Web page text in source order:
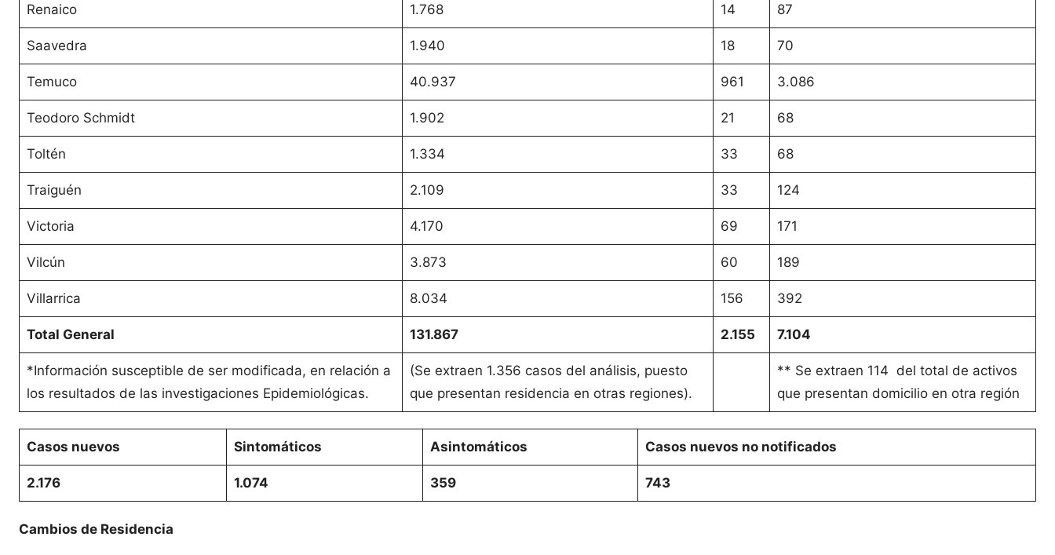
Renaico 1.768 14 87
Saavedra 1.940 18 70
Temuco 40.937 961 3.086
Teodoro Schmidt 1.902 21 68
Toltén 1.334 33 68
Traiguén 2.109 33 124
Victoria 4.170 69 171
Vilcún 3.873 60 189
Villarrica 8.034 156 392
Total General 131.867 2.155 7.104
*Información susceptible de ser modificada, en relación a
los resultados de las investigaciones Epidemiológicas.
(Se extraen 1.356 casos del análisis, puesto
que presentan residencia en otras regiones).
** Se extraen 114 del total de activos
que presentan domicilio en otra región
Casos nuevos Sintomáticos Asintomáticos Casos nuevos no notificados
2.176 1.074 359 743
Cambios de Residencia